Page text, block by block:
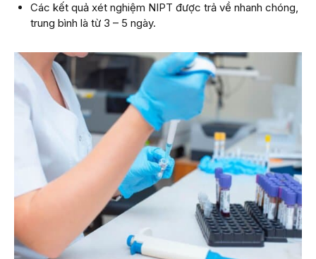
Các kết quả xét nghiệm NIPT được trả về nhanh chóng,
trung bình là từ 3 – 5 ngày.